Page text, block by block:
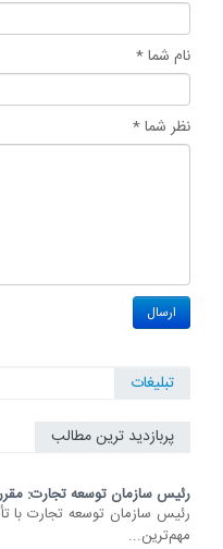
نام شما *
نظر شما *
تبلیغات
پربازدید ترین مطالب
رئیس سازمان توسعه تجارت:
رئیس سازمان توسعه تجارت با
مهم‌ترین...